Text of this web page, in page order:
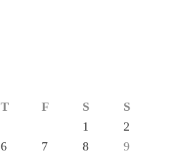
T F S
S
1
2
6 7 8
9